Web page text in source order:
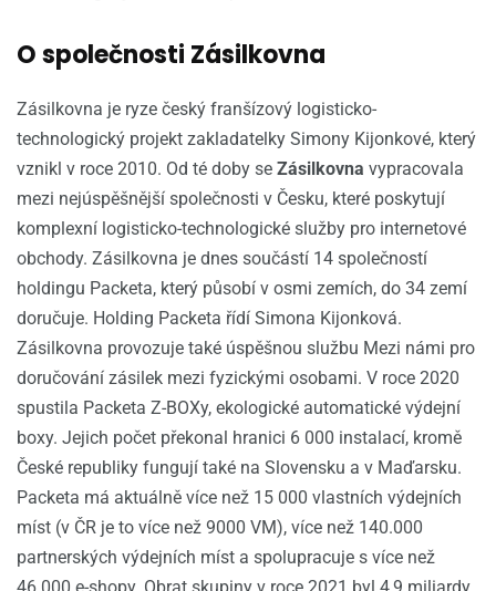
O společnosti Zásilkovna
Zásilkovna je ryze český franšízový logisticko-
technologický projekt zakladatelky Simony Kijonkové, který
vznikl v roce 2010. Od té doby se Zásilkovna vypracovala
mezi nejúspěšnější společnosti v Česku, které poskytují
komplexní logisticko-technologické služby pro internetové
obchody. Zásilkovna je dnes součástí 14 společností
holdingu Packeta, který působí v osmi zemích, do 34 zemí
doručuje. Holding Packeta řídí Simona Kijonková.
Zásilkovna provozuje také úspěšnou službu Mezi námi pro
doručování zásilek mezi fyzickými osobami. V roce 2020
spustila Packeta Z-BOXy, ekologické automatické výdejní
boxy. Jejich počet překonal hranici 6 000 instalací, kromě
České republiky fungují také na Slovensku a v Maďarsku.
Packeta má aktuálně více než 15 000 vlastních výdejních
míst (v ČR je to více než 9000 VM), více než 140.000
partnerských výdejních míst a spolupracuje s více než